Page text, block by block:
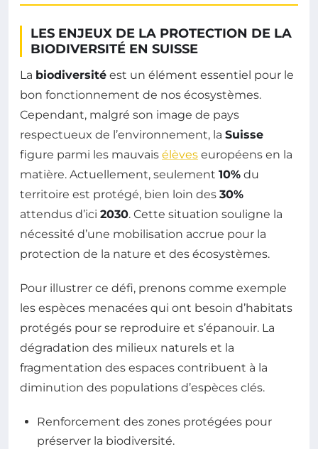
LES ENJEUX DE LA PROTECTION DE LA
BIODIVERSITÉ EN SUISSE
La biodiversité est un élément essentiel pour le
bon fonctionnement de nos écosystèmes.
Cependant, malgré son image de pays
respectueux de l’environnement, la Suisse
figure parmi les mauvais élèves européens en la
matière. Actuellement, seulement 10% du
territoire est protégé, bien loin des 30%
attendus d’ici 2030. Cette situation souligne la
nécessité d’une mobilisation accrue pour la
protection de la nature et des écosystèmes.
Pour illustrer ce défi, prenons comme exemple
les espèces menacées qui ont besoin d’habitats
protégés pour se reproduire et s’épanouir. La
dégradation des milieux naturels et la
fragmentation des espaces contribuent à la
diminution des populations d’espèces clés.
Renforcement des zones protégées pour
préserver la biodiversité.